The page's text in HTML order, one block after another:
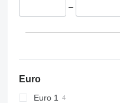
–
Euro
Euro 1